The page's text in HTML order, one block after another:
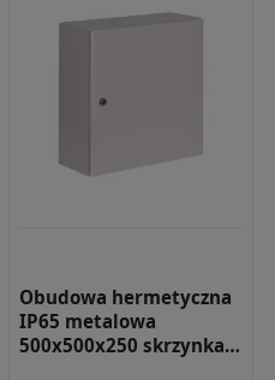
Obudowa hermetyczna
IP65 metalowa
500x500x250 skrzynka